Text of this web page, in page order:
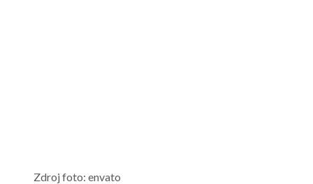
Zdroj foto: envato